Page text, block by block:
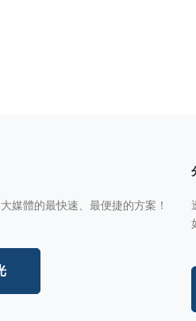
媒體的最快速、最便捷的方案！